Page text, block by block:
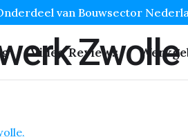
van Bouwsector
Video ReviewsZwolle